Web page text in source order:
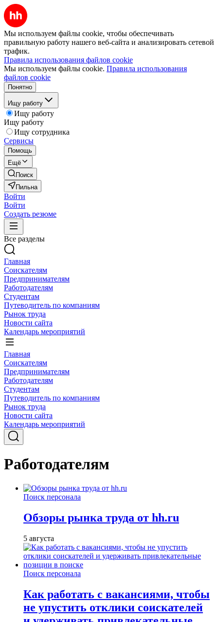
Мы используем файлы cookie, чтобы обеспечивать
правильную работу нашего веб-сайта и анализировать сетевой
трафик.
Правила использования файлов cookie
Мы используем файлы cookie. Правила использования
файлов cookie
Понятно
Ищу работу
Ищу работу
Ищу работу
Ищу сотрудника
Сервисы
Помощь
Ещё
Поиск
Пильна
Войти
Войти
Создать резюме
Все разделы
Главная
Соискателям
Предпринимателям
Работодателям
Студентам
Путеводитель по компаниям
Рынок труда
Новости сайта
Календарь мероприятий
Главная
Соискателям
Предпринимателям
Работодателям
Студентам
Путеводитель по компаниям
Рынок труда
Новости сайта
Календарь мероприятий
Работодателям
Поиск персонала
Обзоры рынка труда от hh.ru
5 августа
Поиск персонала
Как работать с вакансиями, чтобы
не упустить отклики соискателей